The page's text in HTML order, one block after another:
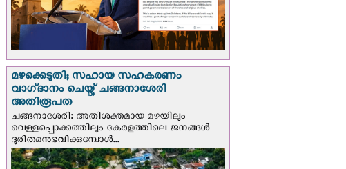
മഴക്കെടുതി; സഹായ സഹകരണം
വാഗ്‌ദാനം ചെയ്ത് ചങ്ങനാശേരി
അതിരൂപത
ചങ്ങനാശേരി: അതിശക്തമായ മഴയിലും
വെള്ളപ്പൊക്കത്തിലും കേരളത്തിലെ ജനങ്ങൾ
ദുരിതമനുഭവിക്കുമ്പോൾ...